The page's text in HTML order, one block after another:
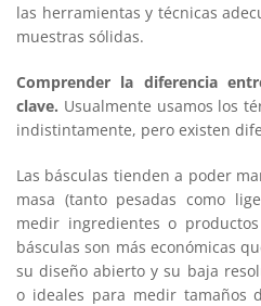
las herramientas y técnicas
muestras sólidas.
Comprender la diferencia
clave. Usualmente usamos los
indistintamente, pero existen
Las básculas tienden a poder
masa (tanto pesadas como
medir ingredientes o
básculas son más económicas
su diseño abierto y su baja
o ideales para medir tamaños